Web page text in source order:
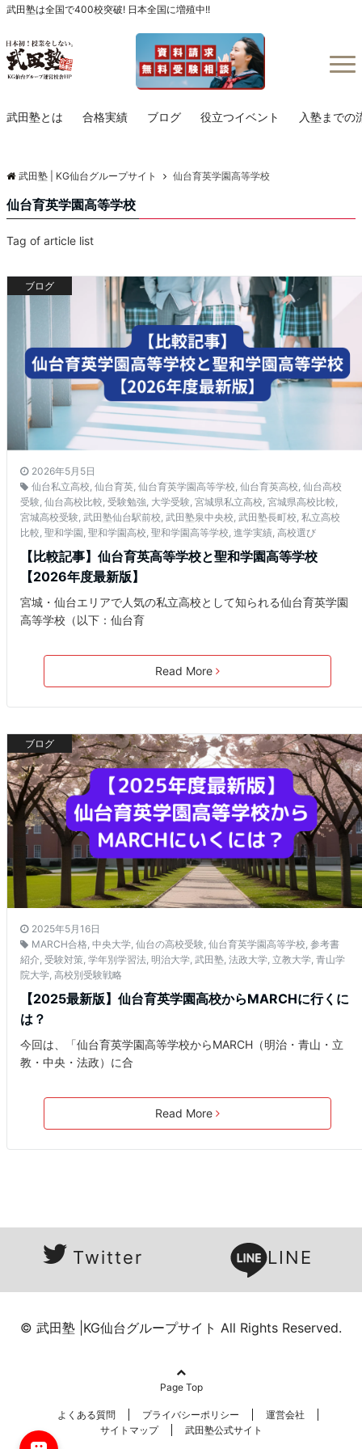
武田塾は全国で400校突破! 日本全国に増殖中!!
武田塾とは 合格実績 ブログ 役立つイベント 入塾までの
武田塾 | KG仙台グループサイト 仙台育英学園高等学校
仙台育英学園高等学校
Tag of article list
ブログ
2026年5月5日
仙台私立高校, 仙台育英, 仙台育英学園高等学校, 仙台育英高校, 仙台高校
受験, 仙台高校比較, 受験勉強, 大学受験, 宮城県私立高校, 宮城県高校比較,
宮城高校受験, 武田塾仙台駅前校, 武田塾泉中央校, 武田塾長町校, 私立高校
比較, 聖和学園, 聖和学園高校, 聖和学園高等学校, 進学実績, 高校選び
【比較記事】仙台育英高等学校と聖和学園高等学校
【2026年度最新版】
宮城・仙台エリアで人気の私立高校として知られる仙台育英学園
高等学校（以下：仙台育
Read More
ブログ
2025年5月16日
MARCH合格 中央大学 仙台の高校受験 仙台育英学園高等学校 参考書
紹介 受験対策 学年別学習法 明治大学 武田塾 法政大学 立教大学 青山学
院大学 高校別受験戦略
【2025最新版】仙台育英学園高校からMARCHに行くに
は？
今回は、「仙台育英学園高等学校からMARCH（明治・青山・立
教・中央・法政）に合
Read More
Twitter LINE
© 武田塾 |KG仙台グループサイト All Rights Reserved.
Page Top
よくある質問 プライバシーポリシー
運営会社
サイトマップ
武田塾公式サイト